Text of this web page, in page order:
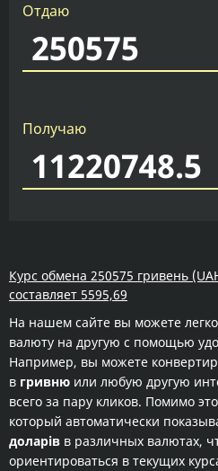
Отдаю
Получаю
Курс обмена 250575 гривень
составляет 5595,69
На нашем сайте вы можете
валюту на другую с помощью
Например, вы можете
в гривню или любую другую
всего за пару кликов. Помимо
который автоматически
доларів в различных валютах,
ориентироваться в текущих